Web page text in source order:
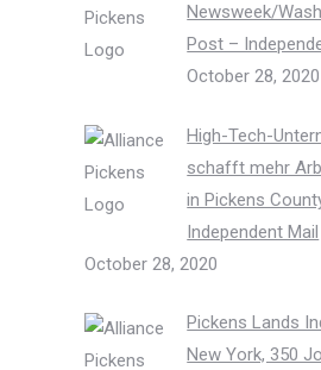
Newsweek/
Post –
October 28, 2020
High-Tech-
schafft mehr
in Pickens
Independent Mail
October 28, 2020
Pickens Lands
New York, 350